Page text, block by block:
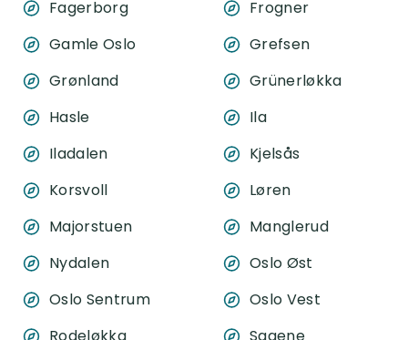
Fagerborg
Frogner
Gamle Oslo
Grefsen
Grønland
Grünerløkka
Hasle
Ila
Iladalen
Kjelsås
Korsvoll
Løren
Majorstuen
Manglerud
Nydalen
Oslo Øst
Oslo Sentrum
Oslo Vest